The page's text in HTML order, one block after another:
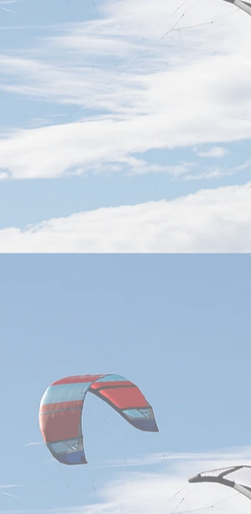
変動による影響の緩和と経営
の安定化を図る方針...